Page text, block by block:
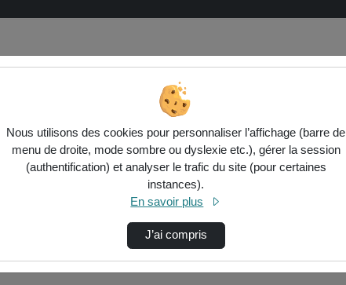
ci-dessous. Vérifiez les options pour ajuster les résultats.
Nous utilisons des cookies pour personnaliser l’affichage (barre de
menu de droite, mode sombre ou dyslexie etc.), gérer la session
(authentification) et analyser le trafic du site (pour certaines
instances).
En savoir plus
J’ai compris